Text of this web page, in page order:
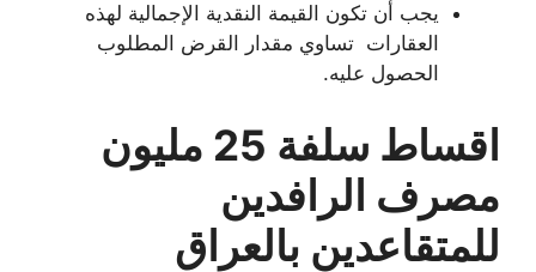
يجب أن تكون القيمة النقدية الإجمالية لهذه
العقارات تساوي مقدار القرض المطلوب
الحصول عليه.
اقساط سلفة 25 مليون
مصرف الرافدين
للمتقاعدين بالعراق